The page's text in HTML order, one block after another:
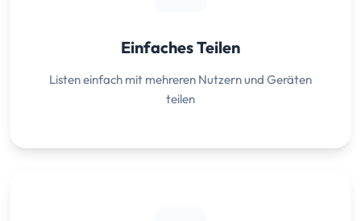
Einfaches Teilen
Listen einfach mit mehreren Nutzern und Geräten
teilen